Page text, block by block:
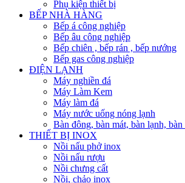
Phụ kiện thiết bị
BẾP NHÀ HÀNG
Bếp á công nghiệp
Bếp âu công nghiệp
Bếp chiên , bếp rán , bếp nướng
Bếp gas công nghiệp
ĐIỆN LẠNH
Máy nghiền đá
Máy Làm Kem
Máy làm đá
Máy nước uống nóng lạnh
Bàn đông, bàn mát, bàn lạnh,
THIẾT BỊ INOX
Nồi nấu phở inox
Nồi nấu rượu
Nồi chưng cất
Nồi, chảo inox